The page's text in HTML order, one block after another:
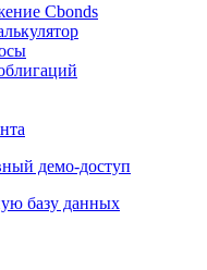
Cbonds
демо-доступ
базу данных